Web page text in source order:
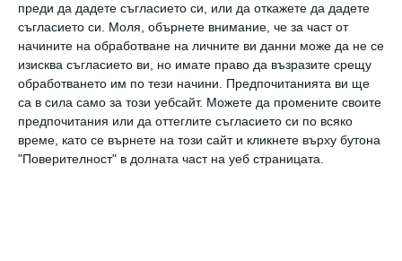
преди да дадете съгласието си, или да откажете да дадете
съгласието си. Моля, обърнете внимание, че за част от
начините на обработване на личните ви данни може да не се
изисква съгласието ви, но имате право да възразите срещу
обработването им по тези начини. Предпочитанията ви ще
са в сила само за този уебсайт. Можете да промените своите
предпочитания или да оттеглите съгласието си по всяко
време, като се върнете на този сайт и кликнете върху бутона
"Поверителност" в долната част на уеб страницата.
Хейли Стайнфелд
разказва за 4-
месечната си дъщеря